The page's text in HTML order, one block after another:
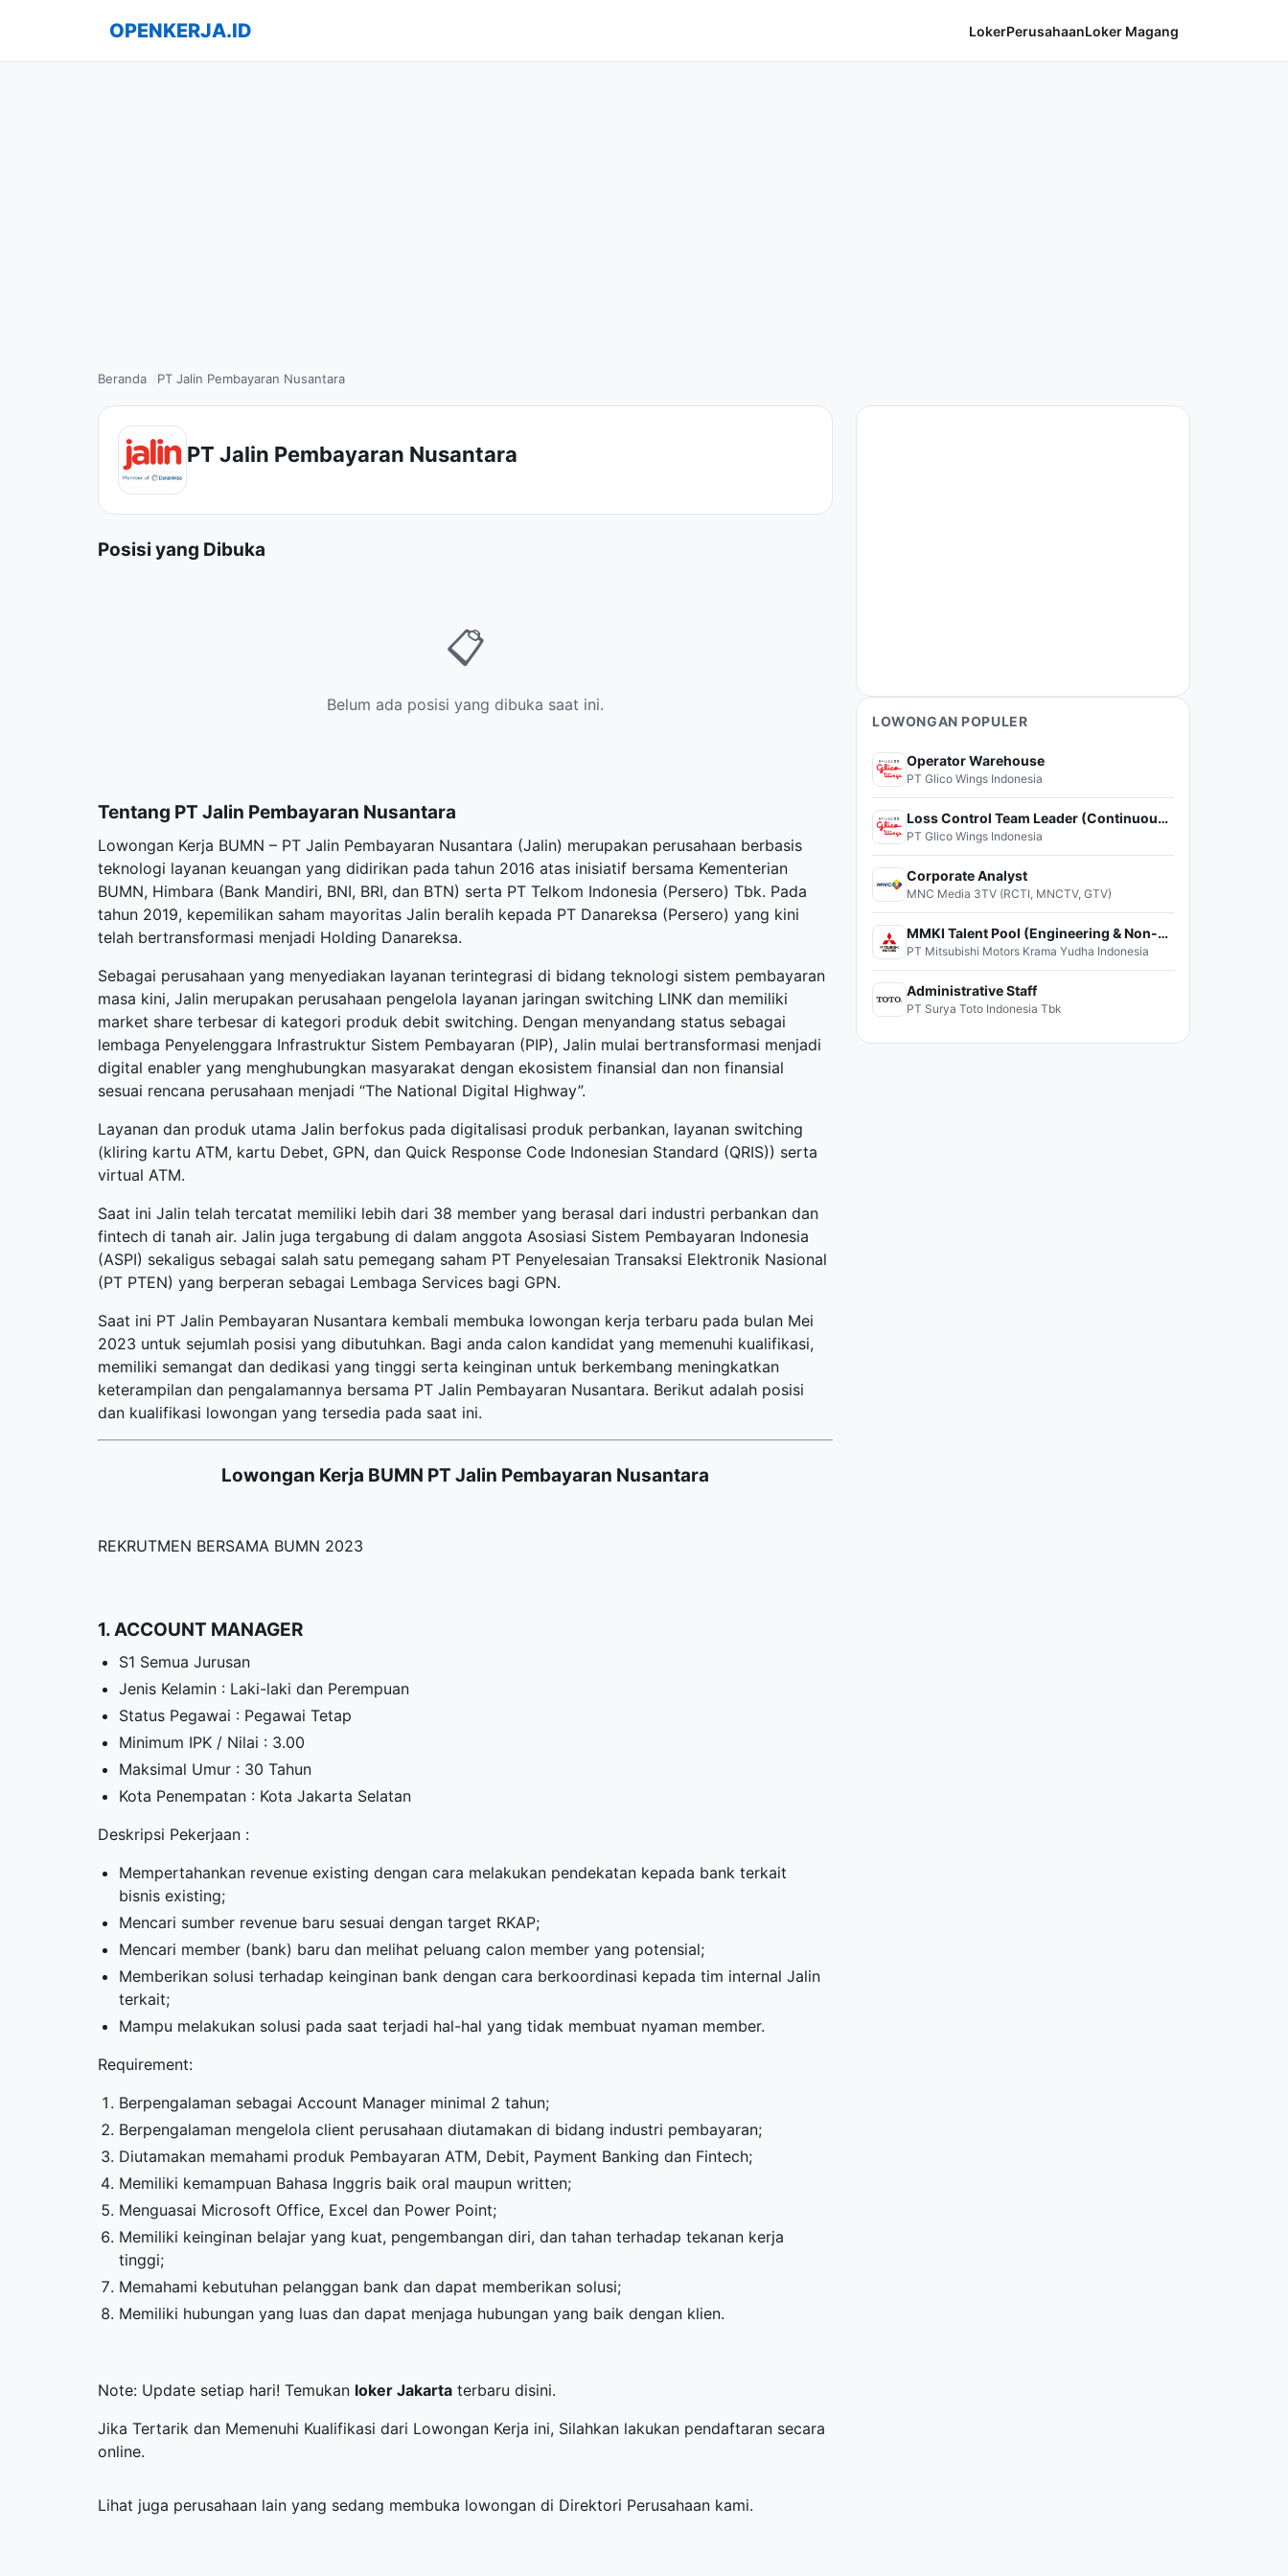
OPENKERJA.ID LokerPerusahaanLoker Magang
Beranda PT Jalin Pembayaran Nusantara
PT Jalin Pembayaran Nusantara
Posisi yang Dibuka
📋
Belum ada posisi yang dibuka saat ini.
Tentang PT Jalin Pembayaran Nusantara
Lowongan Kerja BUMN – PT Jalin Pembayaran Nusantara (Jalin) merupakan perusahaan berbasis
teknologi layanan keuangan yang didirikan pada tahun 2016 atas inisiatif bersama Kementerian
BUMN, Himbara (Bank Mandiri, BNI, BRI, dan BTN) serta PT Telkom Indonesia (Persero) Tbk. Pada
tahun 2019, kepemilikan saham mayoritas Jalin beralih kepada PT Danareksa (Persero) yang kini
telah bertransformasi menjadi Holding Danareksa.
Sebagai perusahaan yang menyediakan layanan terintegrasi di bidang teknologi sistem pembayaran
masa kini, Jalin merupakan perusahaan pengelola layanan jaringan switching LINK dan memiliki
market share terbesar di kategori produk debit switching. Dengan menyandang status sebagai
lembaga Penyelenggara Infrastruktur Sistem Pembayaran (PIP), Jalin mulai bertransformasi menjadi
digital enabler yang menghubungkan masyarakat dengan ekosistem finansial dan non finansial
sesuai rencana perusahaan menjadi “The National Digital Highway”.
Layanan dan produk utama Jalin berfokus pada digitalisasi produk perbankan, layanan switching
(kliring kartu ATM, kartu Debet, GPN, dan Quick Response Code Indonesian Standard (QRIS)) serta
virtual ATM.
Saat ini Jalin telah tercatat memiliki lebih dari 38 member yang berasal dari industri perbankan dan
fintech di tanah air. Jalin juga tergabung di dalam anggota Asosiasi Sistem Pembayaran Indonesia
(ASPI) sekaligus sebagai salah satu pemegang saham PT Penyelesaian Transaksi Elektronik Nasional
(PT PTEN) yang berperan sebagai Lembaga Services bagi GPN.
Saat ini PT Jalin Pembayaran Nusantara kembali membuka lowongan kerja terbaru pada bulan Mei
2023 untuk sejumlah posisi yang dibutuhkan. Bagi anda calon kandidat yang memenuhi kualifikasi,
memiliki semangat dan dedikasi yang tinggi serta keinginan untuk berkembang meningkatkan
keterampilan dan pengalamannya bersama PT Jalin Pembayaran Nusantara. Berikut adalah posisi
dan kualifikasi lowongan yang tersedia pada saat ini.
Lowongan Kerja BUMN PT Jalin Pembayaran Nusantara
REKRUTMEN BERSAMA BUMN 2023
1. ACCOUNT MANAGER
S1 Semua Jurusan
Jenis Kelamin : Laki-laki dan Perempuan
Status Pegawai : Pegawai Tetap
Minimum IPK / Nilai : 3.00
Maksimal Umur : 30 Tahun
Kota Penempatan : Kota Jakarta Selatan
Deskripsi Pekerjaan :
Mempertahankan revenue existing dengan cara melakukan pendekatan kepada bank terkait
bisnis existing;
Mencari sumber revenue baru sesuai dengan target RKAP;
Mencari member (bank) baru dan melihat peluang calon member yang potensial;
Memberikan solusi terhadap keinginan bank dengan cara berkoordinasi kepada tim internal Jalin
terkait;
Mampu melakukan solusi pada saat terjadi hal-hal yang tidak membuat nyaman member.
Requirement:
Berpengalaman sebagai Account Manager minimal 2 tahun;
Berpengalaman mengelola client perusahaan diutamakan di bidang industri pembayaran;
Diutamakan memahami produk Pembayaran ATM, Debit, Payment Banking dan Fintech;
Memiliki kemampuan Bahasa Inggris baik oral maupun written;
Menguasai Microsoft Office, Excel dan Power Point;
Memiliki keinginan belajar yang kuat, pengembangan diri, dan tahan terhadap tekanan kerja
tinggi;
Memahami kebutuhan pelanggan bank dan dapat memberikan solusi;
Memiliki hubungan yang luas dan dapat menjaga hubungan yang baik dengan klien.
Note: Update setiap hari! Temukan loker Jakarta terbaru disini.
Jika Tertarik dan Memenuhi Kualifikasi dari Lowongan Kerja ini, Silahkan lakukan pendaftaran secara
online.
Lihat juga perusahaan lain yang sedang membuka lowongan di Direktori Perusahaan kami.
LOWONGAN POPULER
Operator Warehouse
PT Glico Wings Indonesia
Loss Control Team Leader (Continuous Improvement)
PT Glico Wings Indonesia
Corporate Analyst
MNC Media 3TV (RCTI, MNCTV, GTV)
MMKI Talent Pool (Engineering & Non-Engineering)
PT Mitsubishi Motors Krama Yudha Indonesia
Administrative Staff
PT Surya Toto Indonesia Tbk